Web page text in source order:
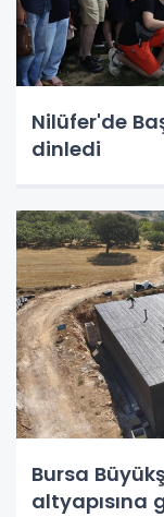
Nilüfer'de
dinledi
Bursa
altyapısına